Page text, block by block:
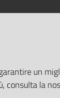
un
consulta la